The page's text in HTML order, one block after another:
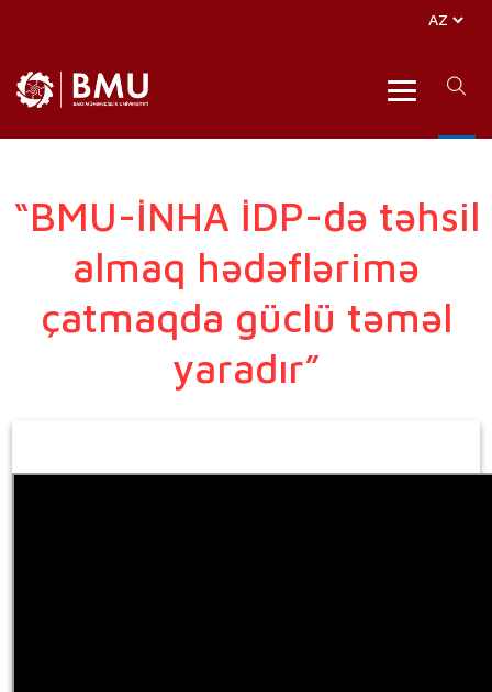
“BMU-İNHA İDP-də təhsil
almaq hədəflərimə
çatmaqda güclü təməl
yaradır”